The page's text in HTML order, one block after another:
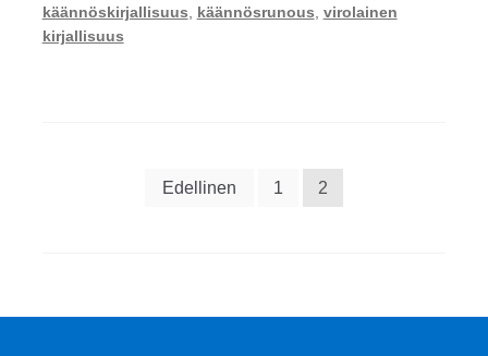
käännöskirjallisuus
käännösrunous virolainen
kirjallisuus
Artikkelien
Edellinen 1 2